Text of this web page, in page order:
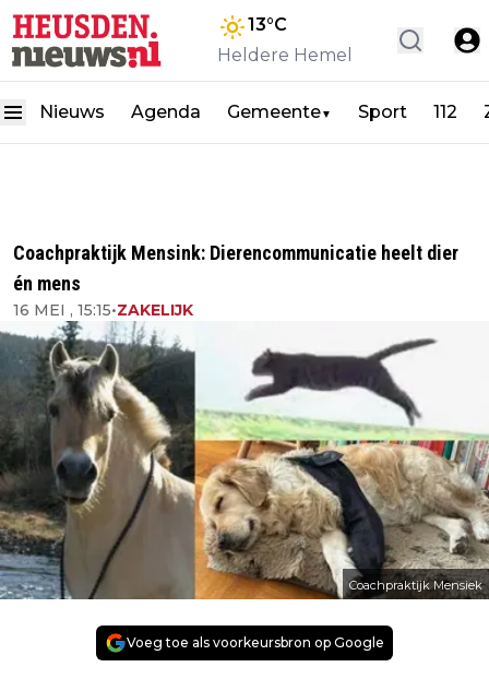
13°C
Heldere Hemel
Nieuws Agenda Gemeente▼ Sport 112
Coachpraktijk Mensink: Dierencommunicatie heelt dier
én mens
16 MEI , 15:15•ZAKELIJK
Coachpraktijk Mensiek
Voeg toe als voorkeursbron op Google